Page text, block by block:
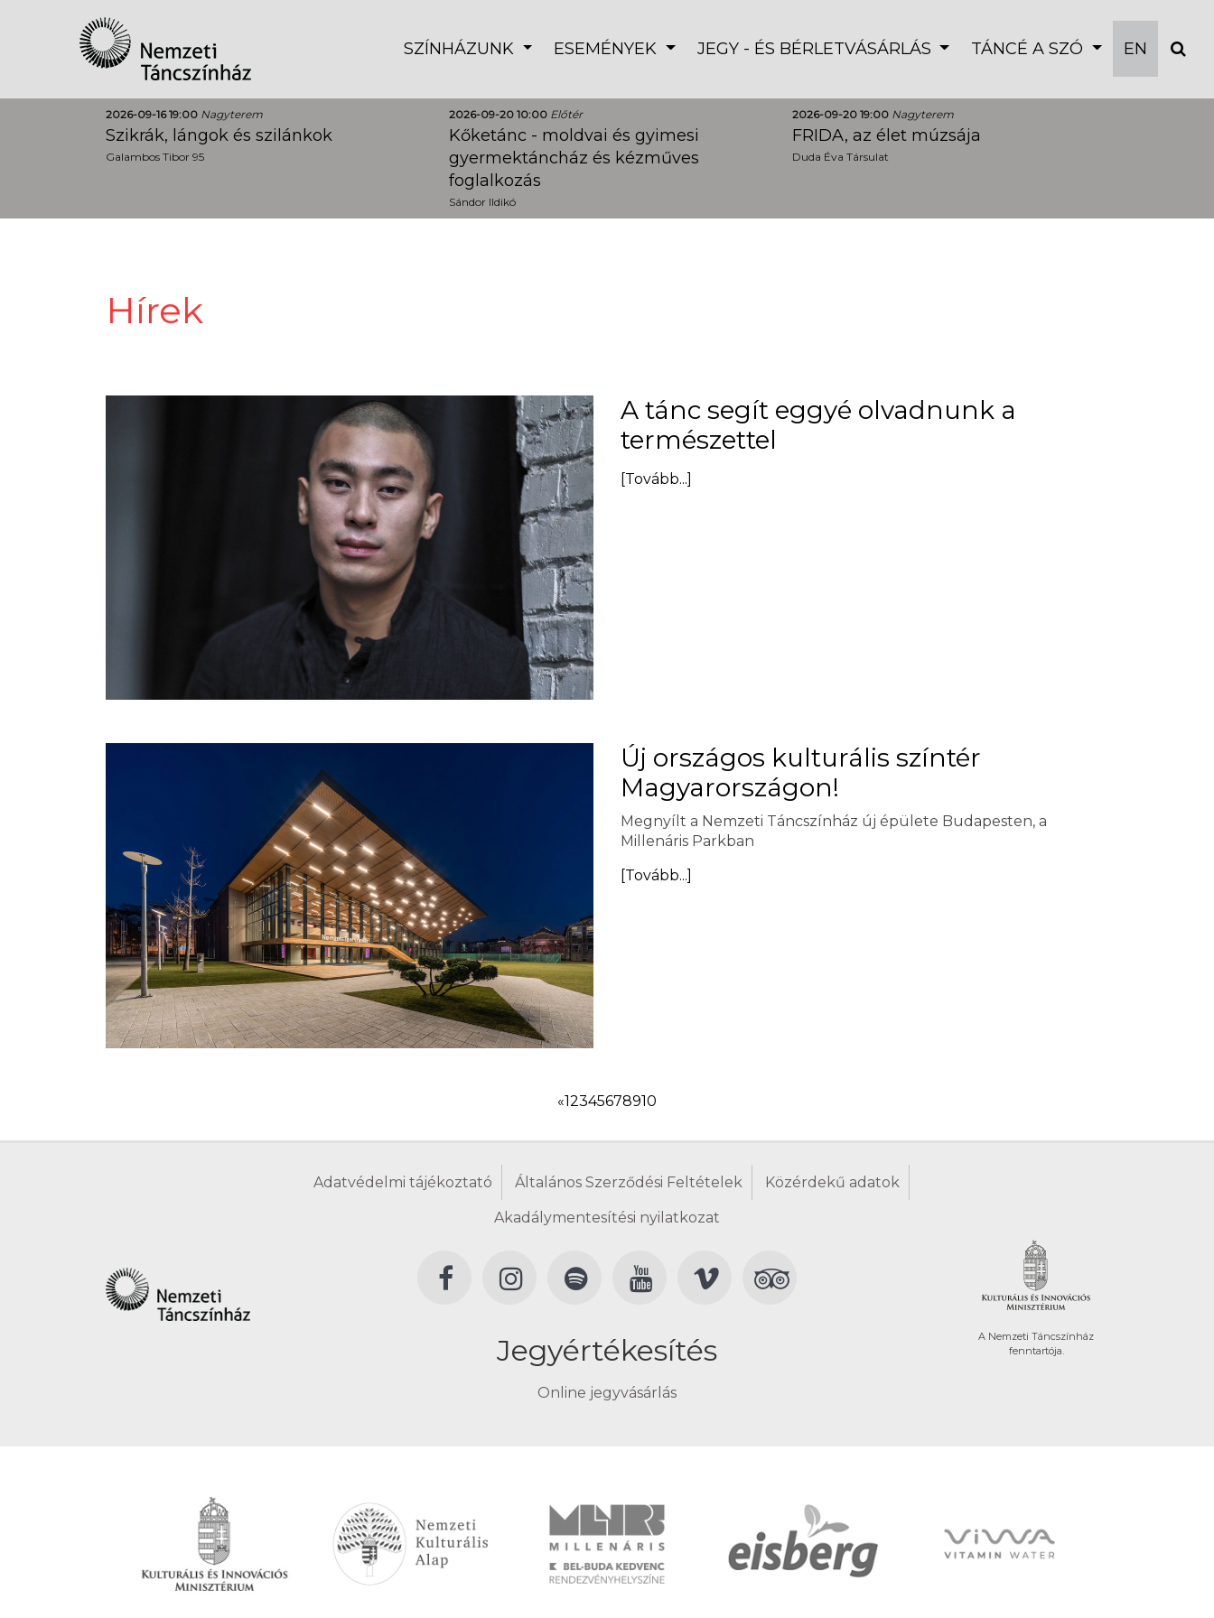
SZÍNHÁZUNK ESEMÉNYEK JEGY - ÉS BÉRLETVÁSÁRLÁS TÁNCÉ A SZÓ EN
2026-09-16 19:00 Nagyterem
Szikrák, lángok és szilánkok
Galambos Tibor 95
2026-09-20 10:00 Előtér
Kőketánc - moldvai és gyimesi
gyermektáncház és kézműves
foglalkozás
Sándor Ildikó
2026-09-20 19:00 Nagyterem
FRIDA, az élet múzsája
Duda Éva Társulat
Hírek
A tánc segít eggyé olvadnunk a
természettel
[Tovább...]
Új országos kulturális színtér
Magyarországon!
Megnyílt a Nemzeti Táncszínház új épülete Budapesten, a
Millenáris Parkban
[Tovább...]
«12345678910
Adatvédelmi tájékoztató Általános Szerződési Feltételek Közérdekű adatok
Akadálymentesítési nyilatkozat
Jegyértékesítés
Online jegyvásárlás
A Nemzeti Táncszínház
fenntartója.